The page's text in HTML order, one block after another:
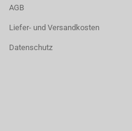
AGB
Liefer- und Versandkosten
Datenschutz